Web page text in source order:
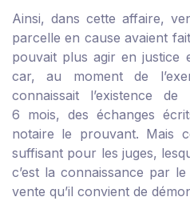
Ainsi, dans cette affaire,
parcelle en cause avaient
pouvait plus agir en justice
car, au moment de
connaissait l’existence
6 mois, des échanges
notaire le prouvant. Mais
suffisant pour les juges,
c’est la connaissance par
vente qu’il convient de